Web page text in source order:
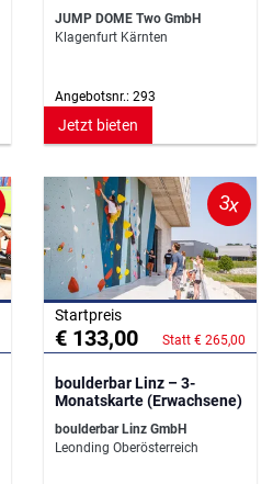
JUMP DOME Two GmbH
Klagenfurt Kärnten
Angebotsnr.: 293
Jetzt bieten
3x
Startpreis
€ 133,00 Statt € 265,00
boulderbar Linz – 3-
Monatskarte (Erwachsene)
boulderbar Linz GmbH
Leonding Oberösterreich